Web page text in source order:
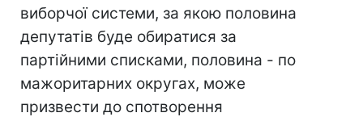
виборчої системи, за якою половина
депутатів буде обиратися за
партійними списками, половина - по
мажоритарних округах, може
призвести до спотворення